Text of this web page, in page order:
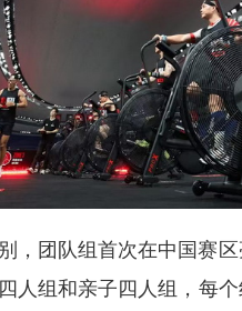
，团队组首次在中国赛
人组和亲子四人组，每